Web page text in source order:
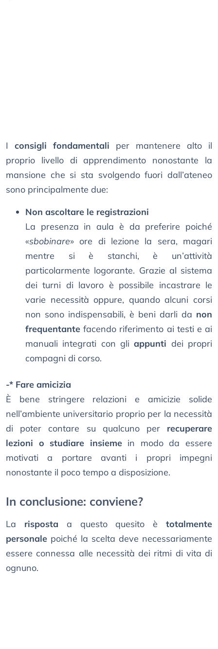
I consigli fondamentali per mantenere alto il
proprio livello di apprendimento nonostante la
mansione che si sta svolgendo fuori dall’ateneo
sono principalmente due:
Non ascoltare le registrazioni
La presenza in aula è da preferire poiché
«sbobinare» ore di lezione la sera, magari
mentre si è stanchi, è un’attività
particolarmente logorante. Grazie al sistema
dei turni di lavoro è possibile incastrare le
varie necessità oppure, quando alcuni corsi
non sono indispensabili, è beni darli da non
frequentante facendo riferimento ai testi e ai
manuali integrati con gliappunti dei propri
compagni di corso.
-* Fare amicizia
È bene stringere relazioni e amicizie solide
nell’ambiente universitario proprio per la necessità
di poter contare su qualcuno per recuperare
lezioni o studiare insiemein modo da essere
motivati a portare avanti i propri impegni
nonostante il poco tempo a disposizione.
In conclusione: conviene?
La risposta a questo quesito ètotalmente
personale poiché la scelta deve necessariamente
essere connessa alle necessità dei ritmi di vita di
ognuno.